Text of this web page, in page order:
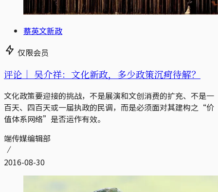
蔡英文新政
仅限会员
评论｜ 吴介祥：文化新政，多少政策沉疴待解？
文化政策要迎接的挑战，不是展演和文创消费的扩充、不是一
百天、四百天或一届执政的民调，而是必须面对其建构之“价
值体系网络”是否运作有效。
端传媒编辑部
2016-08-30